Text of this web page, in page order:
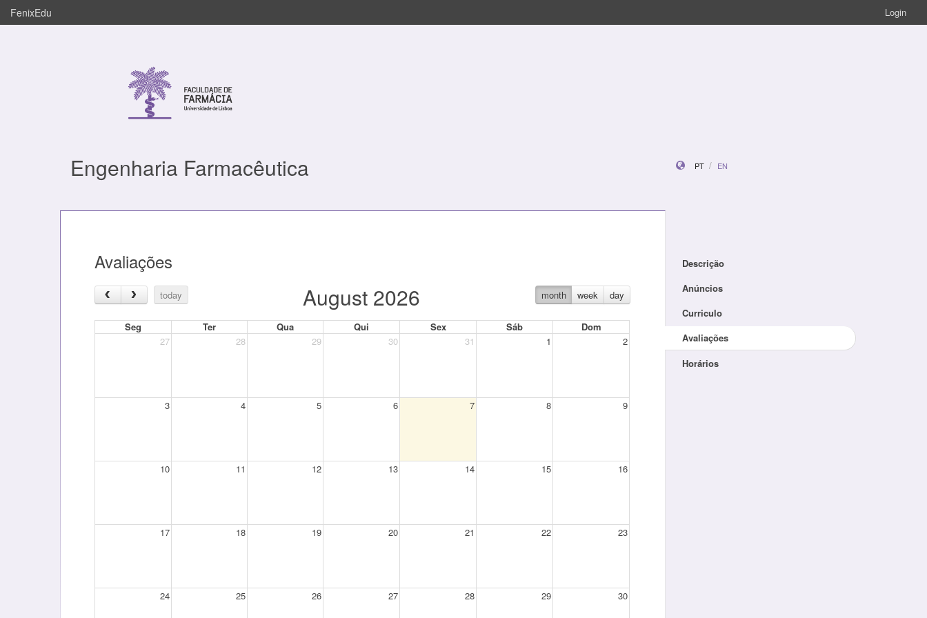
FenixEdu Login
Engenharia Farmacêutica PT EN
Avaliações
today month week day
August 2026
Seg Ter Qua Qui Sex Sáb
Dom
27
28 29 30 31 1 2
3 4 5 6 7 8 9
10 11 12 13 14 15 16
17 18 19 20 21 22 23
24 25 26 27 28 29 30
Descrição
Anúncios
Curriculo
Avaliações
Horários